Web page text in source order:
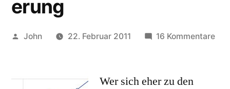
erung
Veröffentlicht
John 22. Februar 2011 16 Kommentarezu
Wer sich eher zu den